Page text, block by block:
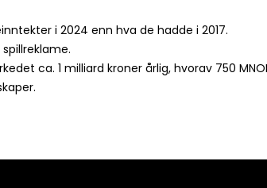
i 2024 enn hva de hadde i 2017.
ca. 1 milliard kroner årlig, hvorav 750